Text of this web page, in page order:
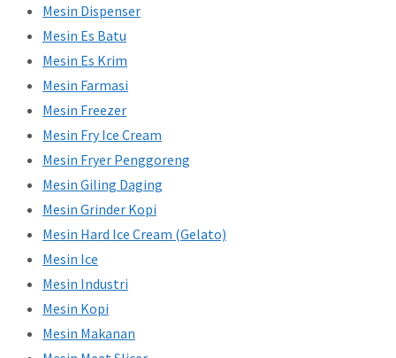
Mesin Dispenser
Mesin Es Batu
Mesin Es Krim
Mesin Farmasi
Mesin Freezer
Mesin Fry Ice Cream
Mesin Fryer Penggoreng
Mesin Giling Daging
Mesin Grinder Kopi
Mesin Hard Ice Cream (Gelato)
Mesin Ice
Mesin Industri
Mesin Kopi
Mesin Makanan